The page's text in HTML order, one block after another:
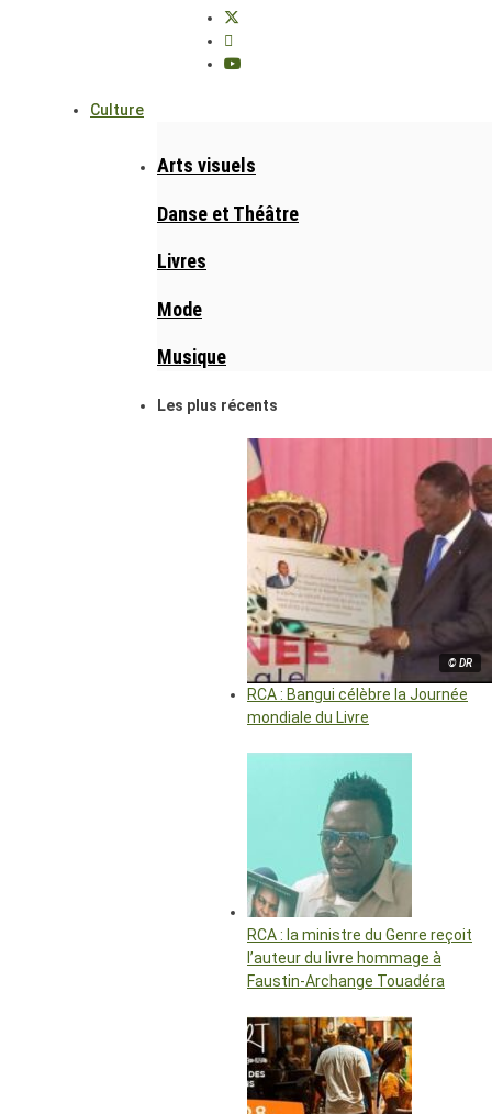
Culture
Arts visuels
Danse et Théâtre
Livres
Mode
Musique
Les plus récents
© DR
RCA : Bangui célèbre la Journée
mondiale du Livre
RCA : la ministre du Genre reçoit
l’auteur du livre hommage à
Faustin-Archange Touadéra